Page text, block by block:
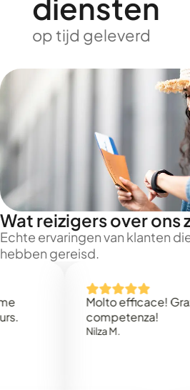
op tijd geleverd
Wat reizigers over ons
Echte ervaringen van klanten
hebben gereisd.
Molto efficace! Grazie
competenza!
Nilza M.